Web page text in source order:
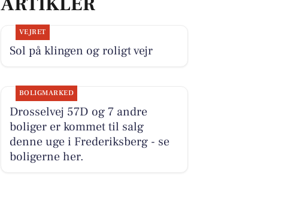
VEJRET
Sol på klingen og roligt vejr
BOLIGMARKED
Drosselvej 57D og 7 andre
boliger er kommet til salg
denne uge i Frederiksberg - se
boligerne her.